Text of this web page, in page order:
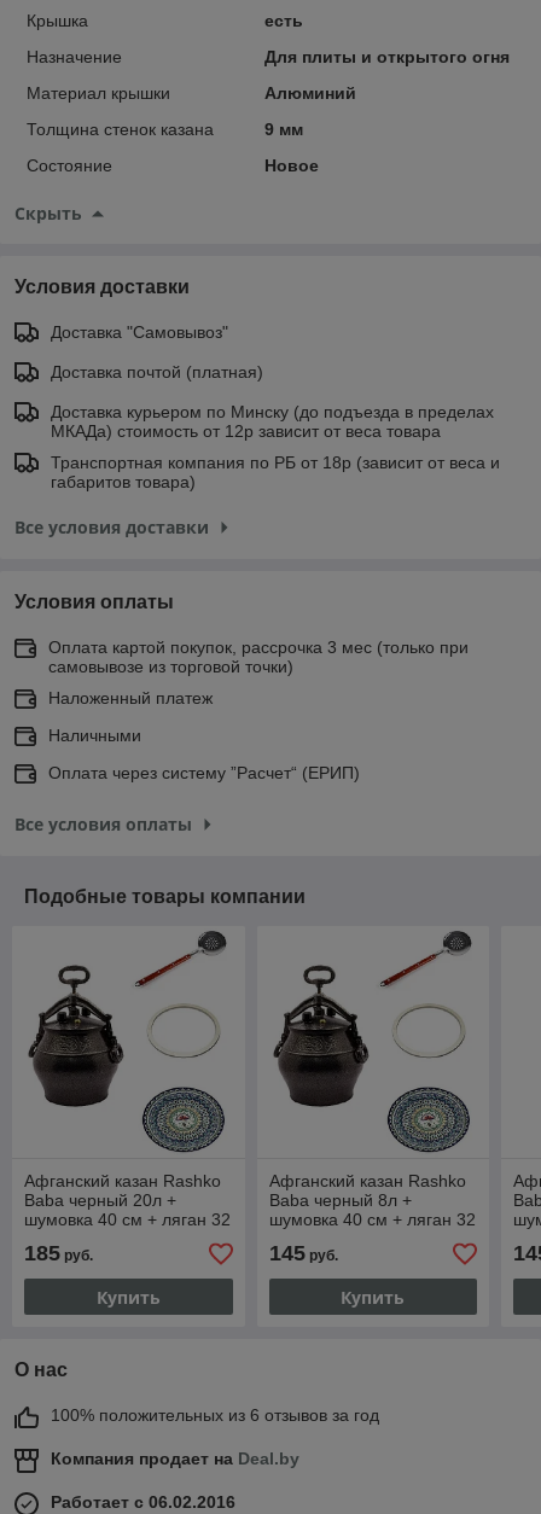
Крышка
есть
Назначение
Для плиты и открытого огня
Материал крышки
Алюминий
Толщина стенок казана
9 мм
Состояние
Новое
Скрыть
Условия доставки
Доставка "Самовывоз"
Доставка почтой (платная)
Доставка курьером по Минску (до подъезда в пределах
МКАДа) стоимость от 12р зависит от веса товара
Транспортная компания по РБ от 18р (зависит от веса и
габаритов товара)
Все условия доставки
Условия оплаты
Оплата картой покупок, рассрочка 3 мес (только при
самовывозе из торговой точки)
Наложенный платеж
Наличными
Оплата через систему ”Расчет“ (ЕРИП)
Все условия оплаты
Подобные товары компании
Афганский казан Rashko
Baba черный 20л +
шумовка 40 см + ляган 32
185 руб.
Купить
Афганский казан Rashko
Baba черный 8л +
шумовка 40 см + ляган 32
145руб.
Купить
О нас
100% положительных из 6 отзывов за год
Компания продает на Deal.by
Работает с 06.02.2016